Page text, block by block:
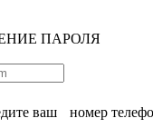
ПАРОЛЯ
ваш номер